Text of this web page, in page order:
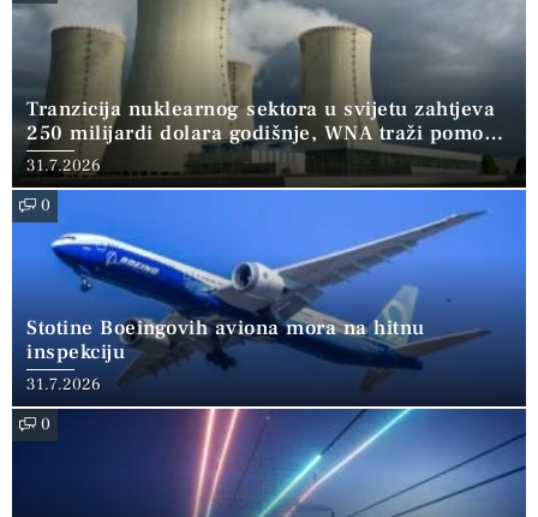
Tranzicija nuklearnog sektora u svijetu zahtjeva
250 milijardi dolara godišnje, WNA traži pomoć
banaka
31.7.2026
0
Stotine Boeingovih aviona mora na hitnu
inspekciju
31.7.2026
0